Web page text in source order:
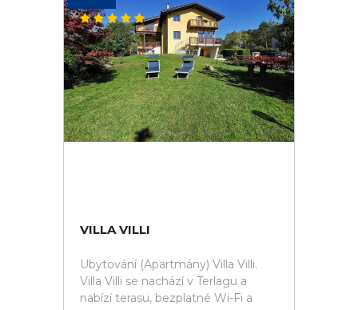
VILLA VILLI
Ubytování (Apartmány) Villa Villi.
Villa Villi se nachází v Terlagu a
nabízí terasu, bezplatné Wi-Fi a